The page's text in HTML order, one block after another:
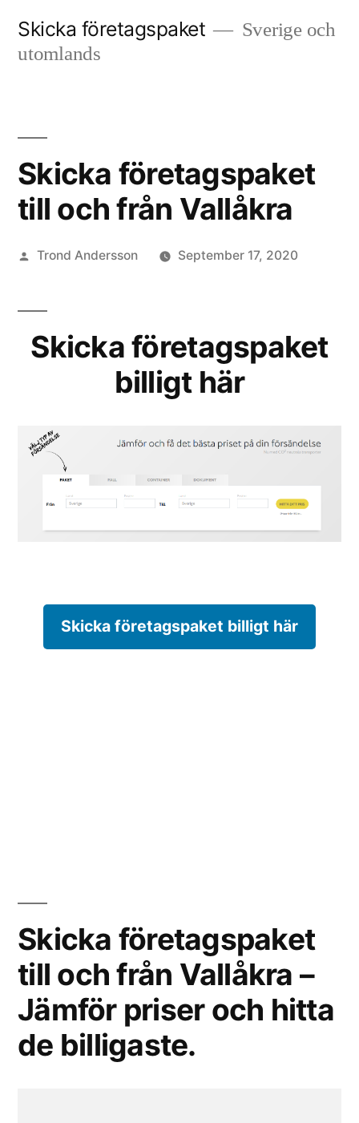
Skicka företagspaket
Sverige och
utomlands
Skicka företagspaket
till och från Vallåkra
Posted
Trond Andersson September 17, 2020
Skicka företagspaket
billigt här
Skicka företagspaket billigt här
Skicka företagspaket
till och från Vallåkra –
Jämför priser och hitta
de billigaste.